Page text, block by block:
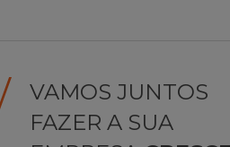
VAMOS JUNTOS
FAZER A SUA